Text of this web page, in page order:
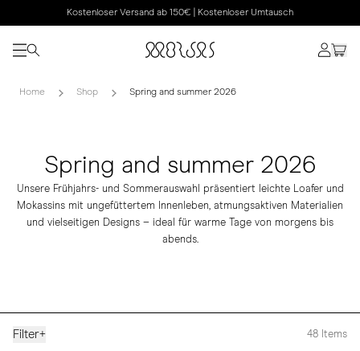
Kostenloser Versand ab 150€ | Kostenloser Umtausch
Home Shop Spring and summer 2026
Spring and summer 2026
Unsere Frühjahrs- und Sommerauswahl präsentiert leichte Loafer und
Mokassins mit ungefüttertem Innenleben, atmungsaktiven Materialien
und vielseitigen Designs – ideal für warme Tage von morgens bis
abends.
Filter+ 48 Items